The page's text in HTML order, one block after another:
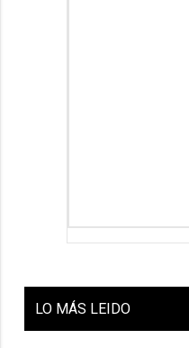
LO MÁS LEIDO